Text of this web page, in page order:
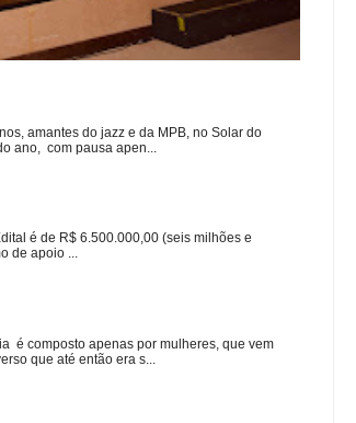
amantes do jazz e da MPB, no Solar do
ano, com pausa apen...
é de R$ 6.500.000,00 (seis milhões e
de apoio ...
é composto apenas por mulheres, que vem
que até então era s...